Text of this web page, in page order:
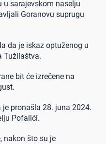
u sarajevskom naselju
Goranovu suprugu
da je iskaz optuženog u
Tužilaštva.
bit će izrečene na
pronašla 28. juna 2024.
Pofalići.
nakon što su je